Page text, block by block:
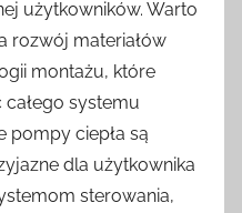
użytkowników. Warto
rozwój materiałów
montażu, które
systemu
pompy ciepła są
dla użytkownika
sterowania,